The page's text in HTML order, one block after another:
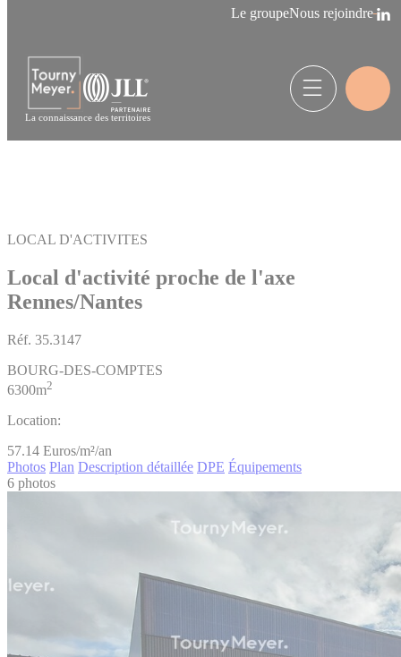
Le groupeNous rejoindre
La connaissance des territoires
LOCAL D'ACTIVITES
Local d'activité proche de l'axe
Rennes/Nantes
Réf. 35.3147
BOURG-DES-COMPTES
6300m2
Location:
57.14 Euros/m²/an
Photos Plan Description détaillée DPE Équipements
6 photos